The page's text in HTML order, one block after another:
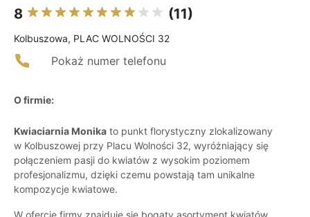
8 (11)
Kolbuszowa, PLAC WOLNOŚCI 32
Pokaż numer telefonu
O firmie:
Kwiaciarnia Monika to punkt florystyczny zlokalizowany
w Kolbuszowej przy Placu Wolności 32, wyróżniający się
połączeniem pasji do kwiatów z wysokim poziomem
profesjonalizmu, dzięki czemu powstają tam unikalne
kompozycje kwiatowe.
W ofercie firmy znajduje się bogaty asortyment kwiatów